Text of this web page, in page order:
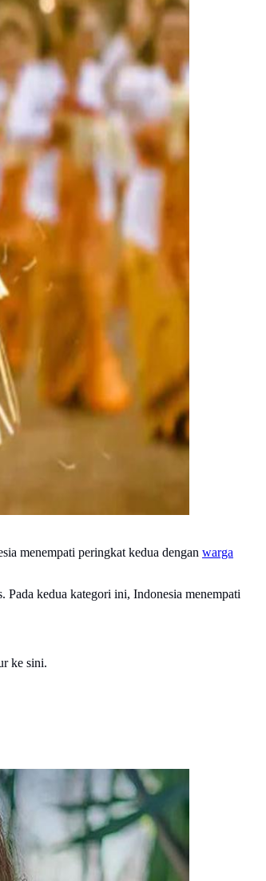
menempati peringkat kedua dengan warga
kedua kategori ini, Indonesia menempati
ke sini.